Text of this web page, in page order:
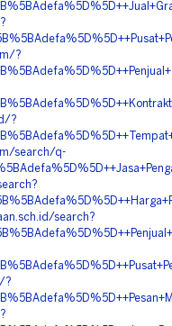
?
?
search/q-
search?
?